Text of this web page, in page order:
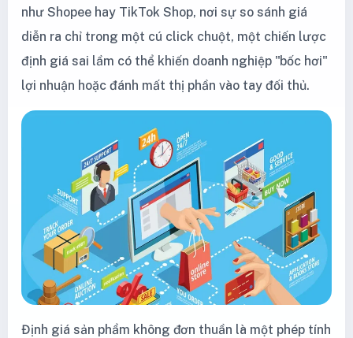
như Shopee hay TikTok Shop, nơi sự so sánh giá
diễn ra chỉ trong một cú click chuột, một chiến lược
định giá sai lầm có thể khiến doanh nghiệp "bốc hơi"
lợi nhuận hoặc đánh mất thị phần vào tay đối thủ.
Định giá sản phẩm không đơn thuần là một phép tính